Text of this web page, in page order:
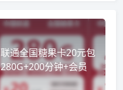
联通全国糖果卡20元包
280G+200分钟+会员